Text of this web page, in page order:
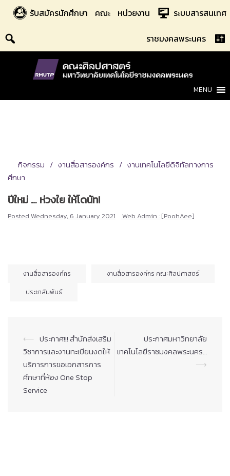
content
รับสมัครนักศึกษา คณะ หน่วยงาน ระบบสารสนเทศ
ราชมงคลพระนคร
MENU
กิจกรรม งานสื่อสารองค์กร
งานเทคโนโลยีดิจิทัลทางการ
ศึกษา
ปีใหม่ … ห่วงใย ให้โดนัท!
Posted Wednesday, 6 January 2021 Web Admin : [PoohAee]
งานสื่อสารองค์กร
งานสื่อสารองค์กร คณะศิลปศาสตร์
ประชาสัมพันธ์
Post
navigation
⟵ ประกาศ!!! สำนักส่งเสริม
วิชาการและงานทะเบียนงดให้
บริการการขอเอกสารการ
ศึกษาที่ห้อง One Stop
Service
ประกาศมหาวิทยาลัย
เทคโนโลยีราชมงคลพระนคร…
⟶